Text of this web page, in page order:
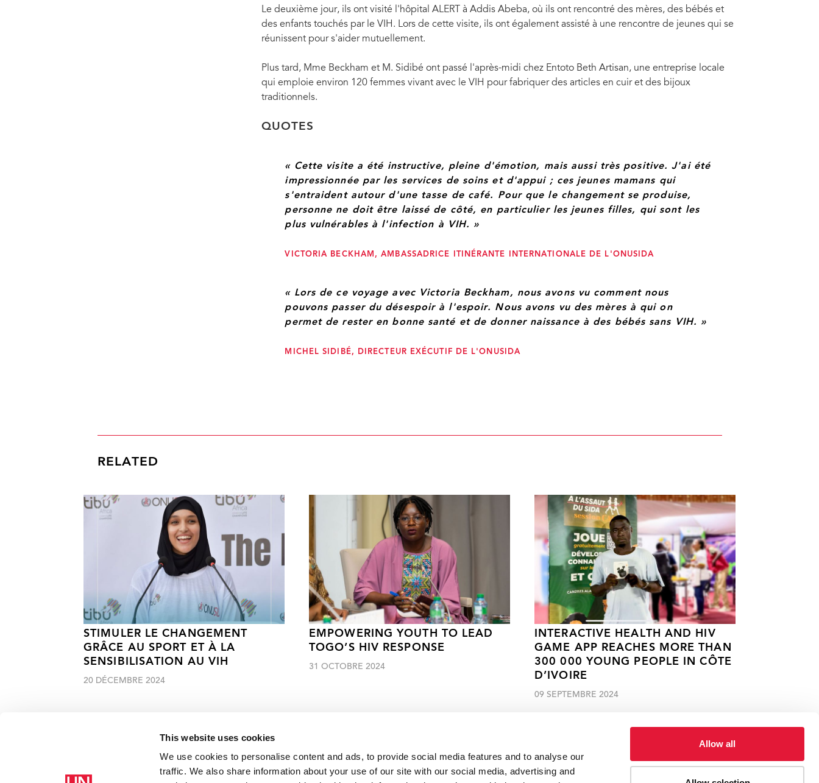
This website uses cookies
We use cookies to personalise content and ads, to provide social media features and to analyse our
traffic. We also share information about your use of our site with our social media, advertising and
Allow all
Le deuxième jour, ils ont visité l'hôpital ALERT à Addis Abeba, où ils ont rencontré des mères, des bébés et
des enfants touchés par le VIH. Lors de cette visite, ils ont également assisté à une rencontre de jeunes qui se
réunissent pour s'aider mutuellement.
Plus tard, Mme Beckham et M. Sidibé ont passé l'après-midi chez Entoto Beth Artisan, une entreprise locale
qui emploie environ 120 femmes vivant avec le VIH pour fabriquer des articles en cuir et des bijoux
traditionnels.
QUOTES
« Cette visite a été instructive, pleine d'émotion, mais aussi très positive. J'ai été
impressionnée par les services de soins et d'appui ; ces jeunes mamans qui
s'entraident autour d'une tasse de café. Pour que le changement se produise,
personne ne doit être laissé de côté, en particulier les jeunes filles, qui sont les
plus vulnérables à l'infection à VIH. »
VICTORIA BECKHAM, AMBASSADRICE ITINÉRANTE INTERNATIONALE DE L'ONUSIDA
« Lors de ce voyage avec Victoria Beckham, nous avons vu comment nous
pouvons passer du désespoir à l'espoir. Nous avons vu des mères à qui on
permet de rester en bonne santé et de donner naissance à des bébés sans VIH. »
MICHEL SIDIBÉ, DIRECTEUR EXÉCUTIF DE L'ONUSIDA
RELATED
STIMULER LE CHANGEMENT
GRÂCE AU SPORT ET À LA
SENSIBILISATION AU VIH
20 DÉCEMBRE 2024
EMPOWERING YOUTH TO LEAD
TOGO’S HIV RESPONSE
31 OCTOBRE 2024
INTERACTIVE HEALTH AND HIV
GAME APP REACHES MORE THAN
300 000 YOUNG PEOPLE IN CÔTE
D’IVOIRE
09 SEPTEMBRE 2024